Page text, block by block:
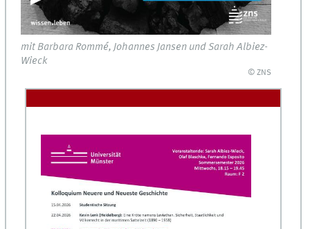
mit Barbara Rommé, Johannes Jansen und Sarah Albiez-
Wieck
© ZNS